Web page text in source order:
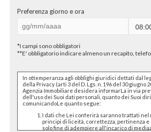
CONTATTI
Preferenza giorno e ora
*I campi sono obbligatori
**E' obbligatorio indicare almeno un recapito,
In ottemperanza agli obblighi giuridici dettati dal
della Privacy (arti 3 del D. Lgs. n. 196 del 30 giugno
Agenzia Immobiliare desidera informarLa in via
dell'uso dei Suoi dati personali, quanto dei Suoi
comunicandoLe quanto segue:
I dati che Lei conferirà saranno trattati nel
principi di liceità, correttezza, pertinenza e
solo fine di adempiere all'incarico di